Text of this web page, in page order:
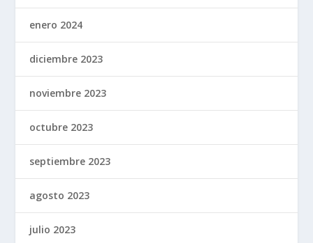
enero 2024
diciembre 2023
noviembre 2023
octubre 2023
septiembre 2023
agosto 2023
julio 2023